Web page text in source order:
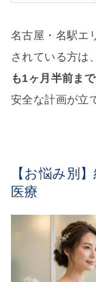
名古屋・名駅エ
されている方は、
も1ヶ月半前ま
安全な計画が立
【お悩み別
医療